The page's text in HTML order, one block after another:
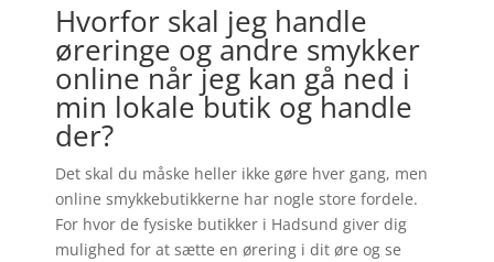
Hvorfor skal jeg handle
øreringe og andre smykker
online når jeg kan gå ned i
min lokale butik og handle
der?
Det skal du måske heller ikke gøre hver gang, men
online smykkebutikkerne har nogle store fordele.
For hvor de fysiske butikker i Hadsund giver dig
mulighed for at sætte en ørering i dit øre og se